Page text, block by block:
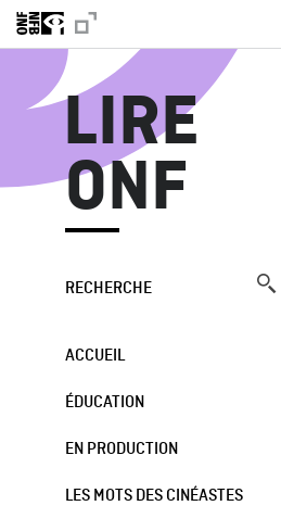
LIRE
ONF
RECHERCHE
ACCUEIL
ÉDUCATION
EN PRODUCTION
LES MOTS DES CINÉASTES